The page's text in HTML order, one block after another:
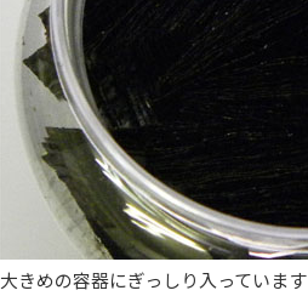
大きめの容器にぎっしり入っています